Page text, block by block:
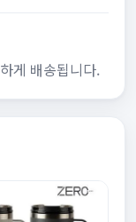
게 배송됩니다.